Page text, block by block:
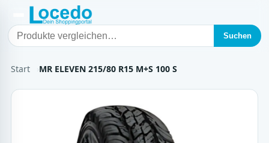
Suchen
Start MR ELEVEN 215/80 R15 M+S 100 S